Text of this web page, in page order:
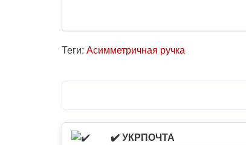
Теги: Асимметричная ручка
✔️ УКРПОЧТА